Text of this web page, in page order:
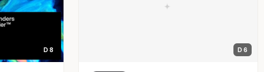
D 8 D 6